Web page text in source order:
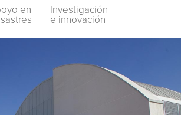
en
Investigación
e innovación